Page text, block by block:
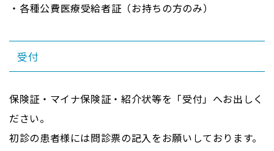
各種公費医療受給者証（お持ちの方のみ）
受付
保険証・マイナ保険証・紹介状等を「受付」へお出しく
ださい。
初診の患者様には問診票の記入をお願いしております。